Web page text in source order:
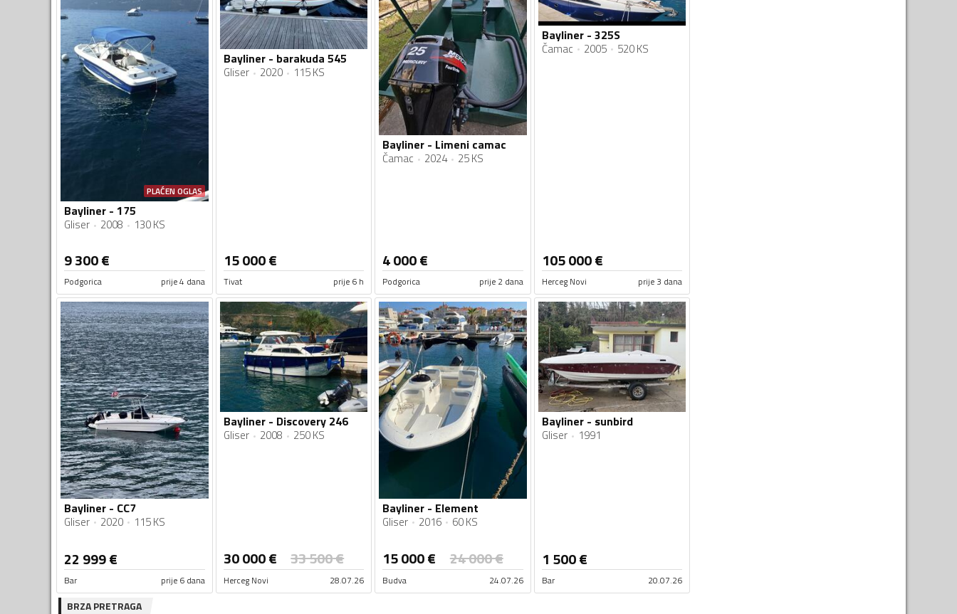
PLAĆEN OGLAS
Bayliner - 175
Gliser 2008 130 KS
9 300€
Podgorica prije 4 dana
Bayliner - barakuda 545
Gliser 2020 115 KS
15 000€
Tivat prije 6 h
Bayliner - Limeni camac
Čamac 2024 25 KS
4 000€
Podgorica prije 2 dana
Bayliner - 325S
Čamac 2005 520 KS
105 000€
Herceg Novi prije 3 dana
Bayliner - CC7
Gliser 2020 115 KS
22 999€
Bar prije 6 dana
Bayliner - Discovery 246
Gliser 2008 250 KS
30 000€ 33 500€
Herceg Novi 28.07.26
Bayliner - Element
Gliser 2016 60 KS
15 000€ 24 000€
Budva 24.07.26
Bayliner - sunbird
Gliser 1991
1 500€
Bar 20.07.26
BRZA PRETRAGA